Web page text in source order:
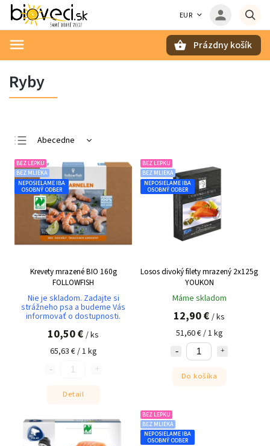
EUR
Prázdny košík
Ryby
Abecedne
Najlacnejšie
Najdrahšie
Najpredávanejšie
BEZ LEPKU
BEZ MLIEKA
NEPOSIELAME IBA
OSOBNÝ ODBER
Krevety mrazené BIO 160g
FOLLOWFISH
Nie je skladom. Zadajte si
strážneho psa a budeme Vás
informovať o dostupnosti.
10,50 € / ks
65,63 € / 1 kg
Detail
BEZ LEPKU
BEZ MLIEKA
NEPOSIELAME IBA
OSOBNÝ ODBER
Losos divoký filety mrazený 2x125g
YOUKON
Máme skladom
12,90 € / ks
51,60 € / 1 kg
Do košíka
BEZ LEPKU
BEZ MLIEKA
NEPOSIELAME IBA
OSOBNÝ ODBER